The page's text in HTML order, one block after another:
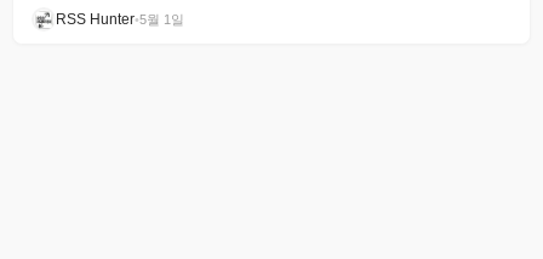
RSS Hunter•5월 1일